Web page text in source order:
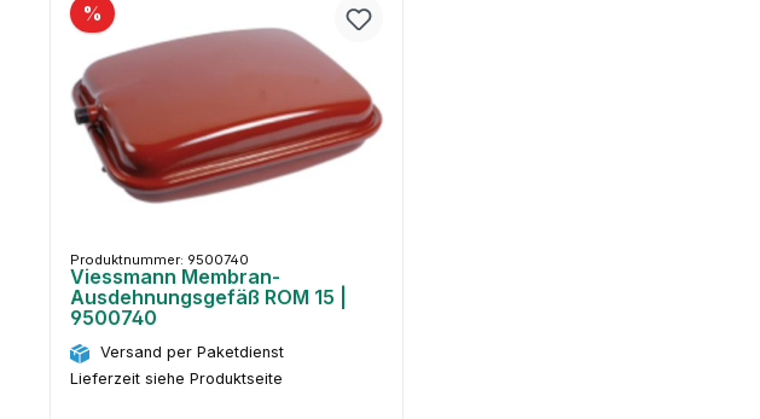
%
Produktnummer: 9500740
Viessmann Membran-
Ausdehnungsgefäß ROM 15 |
9500740
Versand per Paketdienst
Lieferzeit siehe Produktseite